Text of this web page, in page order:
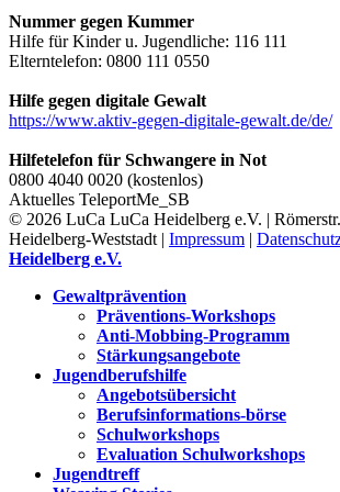
Nummer gegen Kummer
Hilfe für Kinder u. Jugendliche: 116 111
Elterntelefon: 0800 111 0550
Hilfe gegen digitale Gewalt
https://www.aktiv-gegen-digitale-gewalt.de/de/
Hilfetelefon für Schwangere in Not
0800 4040 0020 (kostenlos)
Aktuelles TeleportMe_SB
© 2026 LuCa LuCa Heidelberg e.V. |
Heidelberg-Weststadt | Impressum |
Heidelberg e.V.
Gewaltprävention
Präventions-Workshops
Anti-Mobbing-Programm
Stärkungsangebote
Jugendberufshilfe
Angebotsübersicht
Berufsinformations-börse
Schulworkshops
Evaluation Schulworkshops
Jugendtreff